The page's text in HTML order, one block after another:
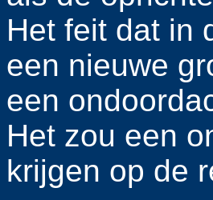
Het feit dat in
een nieuwe
een
Het zou een
krijgen op de